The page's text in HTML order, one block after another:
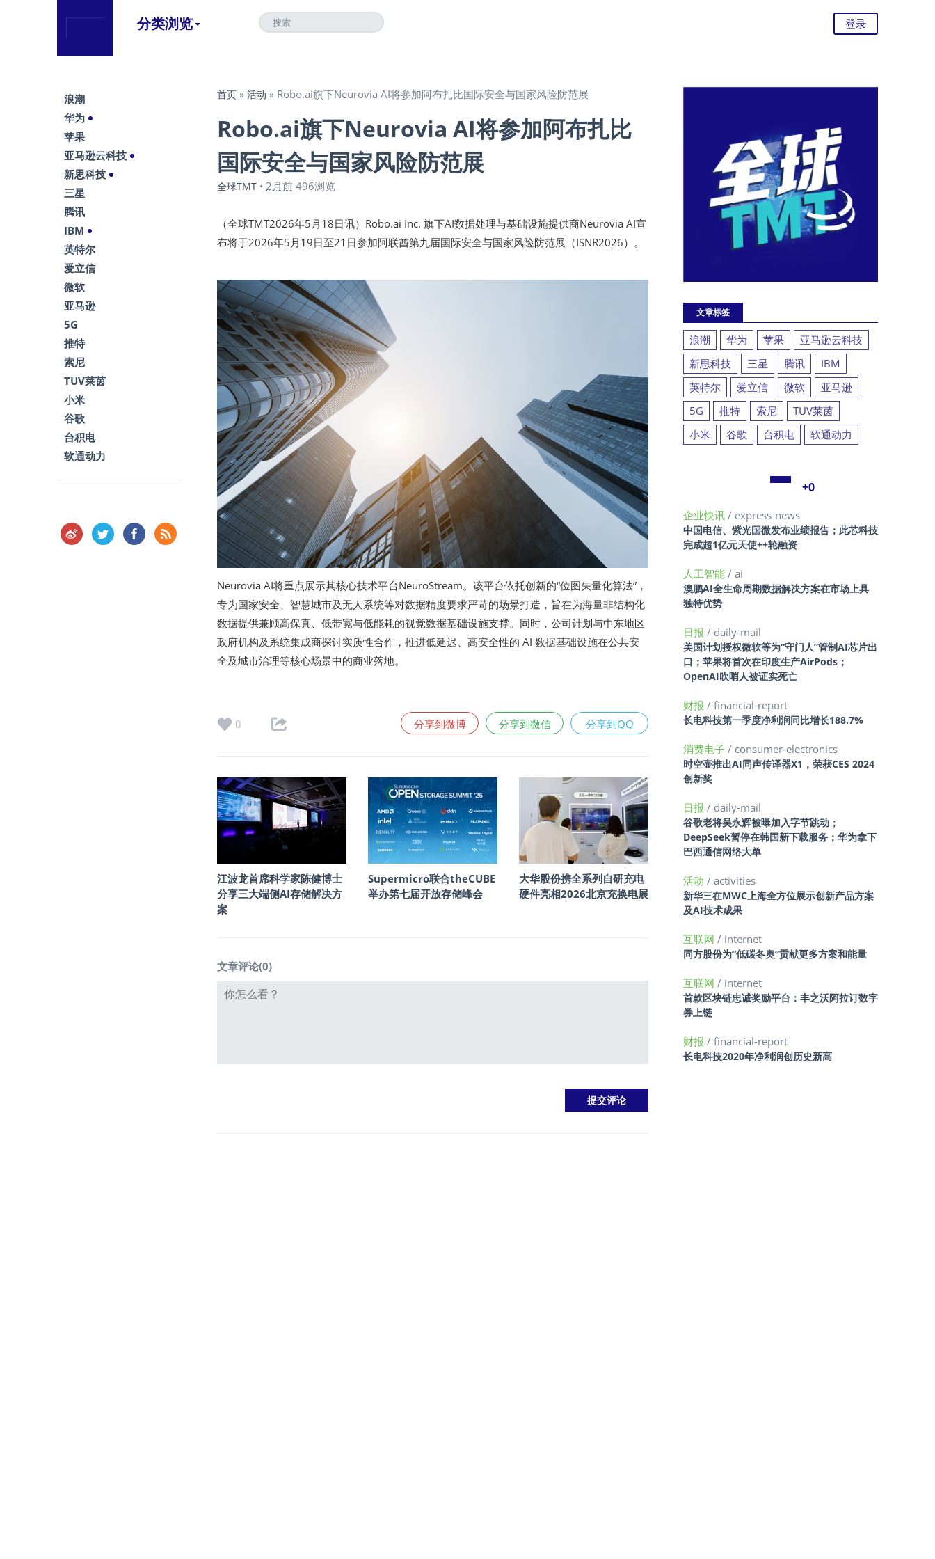
分类浏览 登录
首页 » 活动 » Robo.ai旗下Neurovia AI将参加阿布扎比国际安全与国家风险防范展
Robo.ai旗下Neurovia AI将参加阿布扎比
国际安全与国家风险防范展
全球TMT • 2月前 496浏览
（全球TMT2026年5月18日讯）Robo.ai Inc. 旗下AI数据处理与基础设施提供商Neurovia AI宣
布将于2026年5月19日至21日参加阿联酋第九届国际安全与国家风险防范展（ISNR2026）。
Neurovia AI将重点展示其核心技术平台NeuroStream。该平台依托创新的“位图矢量化算法”，
专为国家安全、智慧城市及无人系统等对数据精度要求严苛的场景打造，旨在为海量非结构化
数据提供兼顾高保真、低带宽与低能耗的视觉数据基础设施支撑。同时，公司计划与中东地区
政府机构及系统集成商探讨实质性合作，推进低延迟、高安全性的 AI 数据基础设施在公共安
全及城市治理等核心场景中的商业落地。
0 分享到微博 分享到微信 分享到QQ
江波龙首席科学家陈健博士
分享三大端侧AI存储解决方
案
Supermicro联合theCUBE
举办第七届开放存储峰会
大华股份携全系列自研充电
硬件亮相2026北京充换电展
文章评论(0)
浪潮
华为
苹果
亚马逊云科技
新思科技
三星
腾讯
IBM
英特尔
爱立信
微软
亚马逊
5G
推特
索尼
TUV莱茵
小米
谷歌
台积电
软通动力
文章标签
浪潮 华为 苹果
亚马逊云科技
新思科技
三星 腾讯
IBM
英特尔
爱立信 微软
亚马逊
5G
推特 索尼
TUV莱茵
小米
谷歌 台积电 软通动力
+0
企业快讯 / express-news
中国电信、紫光国微发布业绩报告；此芯科技
完成超1亿元天使++轮融资
人工智能 / ai
澳鹏AI全生命周期数据解决方案在市场上具
独特优势
日报 / daily-mail
美国计划授权微软等为“守门人”管制AI芯片出
口；苹果将首次在印度生产AirPods；
OpenAI吹哨人被证实死亡
财报 / financial-report
长电科技第一季度净利润同比增长188.7%
消费电子 / consumer-electronics
时空壶推出AI同声传译器X1，荣获CES 2024
创新奖
日报 / daily-mail
谷歌老将吴永辉被曝加入字节跳动；
DeepSeek暂停在韩国新下载服务；华为拿下
巴西通信网络大单
活动 / activities
新华三在MWC上海全方位展示创新产品方案
及AI技术成果
互联网 / internet
同方股份为“低碳冬奥”贡献更多方案和能量
互联网 / internet
首款区块链忠诚奖励平台：丰之沃阿拉订数字
券上链
财报 / financial-report
长电科技2020年净利润创历史新高